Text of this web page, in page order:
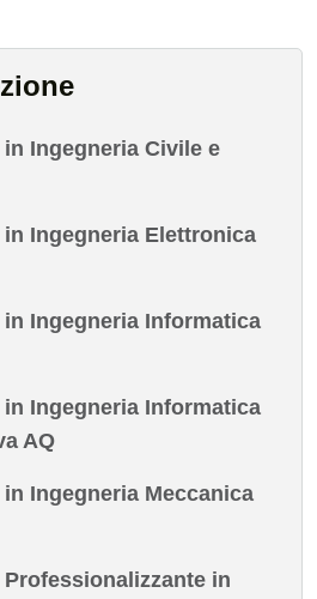
Ingegneria Civile e
Ingegneria Elettronica
Ingegneria Informatica
Ingegneria Informatica
AQ
Ingegneria Meccanica
in